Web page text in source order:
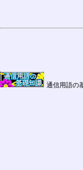
通信用語の